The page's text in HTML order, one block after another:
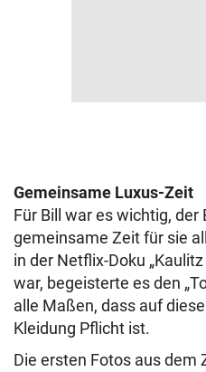
Gemeinsame Luxus-Zeit
Für Bill war es wichtig,
gemeinsame Zeit für sie
in der Netflix-Doku
war, begeisterte es den
alle Maßen, dass auf
Kleidung Pflicht ist.
Die ersten Fotos aus dem